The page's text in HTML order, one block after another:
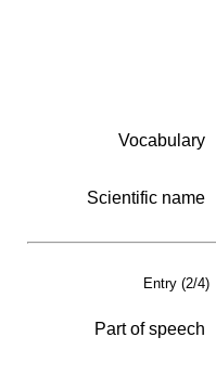
Vocabulary
Scientific name
Entry (2/4)
Part of speech